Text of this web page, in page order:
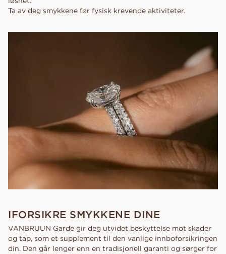
Ta av deg smykkene før fysisk krevende aktiviteter.
IFORSIKRE SMYKKENE DINE
VANBRUUN Garde gir deg utvidet beskyttelse mot skader
og tap, som et supplement til den vanlige innboforsikringen
din. Den går lenger enn en tradisjonell garanti og sørger for